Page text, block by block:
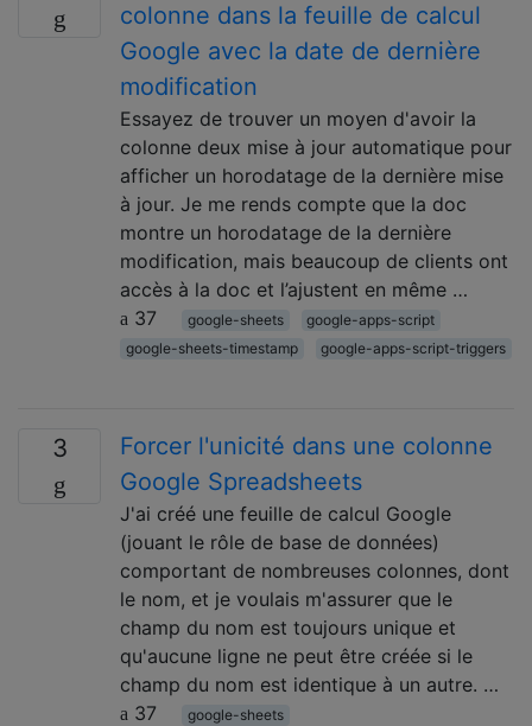
colonne dans la feuille de calcul
Google avec la date de dernière
modification
Essayez de trouver un moyen d'avoir la
colonne deux mise à jour automatique pour
afficher un horodatage de la dernière mise
à jour. Je me rends compte que la doc
montre un horodatage de la dernière
modification, mais beaucoup de clients ont
accès à la doc et l’ajustent en même …
37
google-sheets
google-apps-script
google-sheets-timestamp
google-apps-script-triggers
3
Forcer l'unicité dans une colonne
Google Spreadsheets
J'ai créé une feuille de calcul Google
(jouant le rôle de base de données)
comportant de nombreuses colonnes, dont
le nom, et je voulais m'assurer que le
champ du nom est toujours unique et
qu'aucune ligne ne peut être créée si le
champ du nom est identique à un autre. …
37
google-sheets